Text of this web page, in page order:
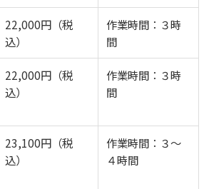
22,000円（税
込）
作業時間：３時
間
22,000円（税
込）
作業時間：３時
間
23,100円（税
込）
作業時間：３～
４時間